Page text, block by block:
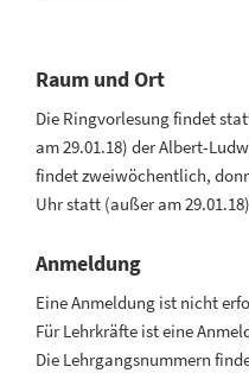
Raum und Ort
Die Ringvorlesung findet
am 29.01.18) der Albert-
findet zweiwöchentlich,
Uhr statt (außer am
Anmeldung
Eine Anmeldung ist nicht
Für Lehrkräfte ist eine
Die Lehrgangsnummern